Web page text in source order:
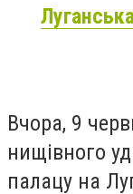
Вчора, 9
нищівного
палацу на